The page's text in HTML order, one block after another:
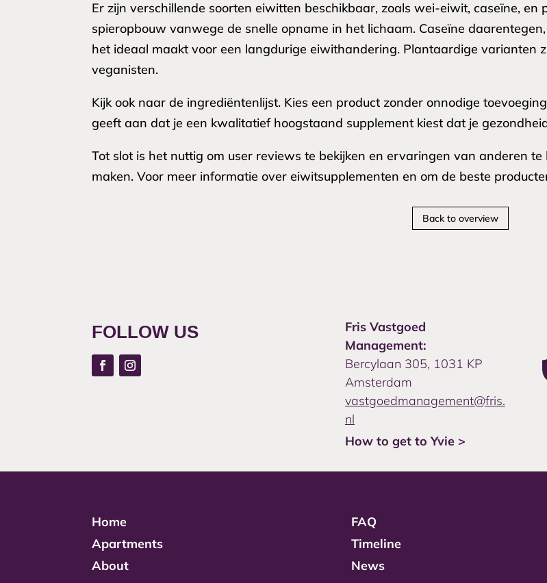
Er zijn verschillende soorten eiwitten beschikbaar, zoals wei-eiwit, caseïne,
spieropbouw vanwege de snelle opname in het lichaam. Caseïne
het ideaal maakt voor een langdurige eiwithandering. Plantaardige varianten
veganisten.
Kijk ook naar de ingrediëntenlijst. Kies een product zonder onnodige
geeft aan dat je een kwalitatief hoogstaand supplement kiest dat je
Tot slot is het nuttig om user reviews te bekijken en ervaringen van anderen
maken. Voor meer informatie over eiwitsupplementen en om de beste
Back to overview
FOLLOW US
Fris Vastgoed
Management:
Bercylaan 305, 1031 KP
Amsterdam
vastgoedmanagement@fris.
nl
How to get to Yvie >
Home
Apartments
About
FAQ
Timeline
News